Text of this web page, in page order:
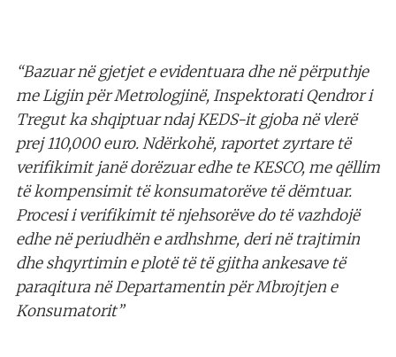
“Bazuar në gjetjet e evidentuara dhe në përputhje
me Ligjin për Metrologjinë, Inspektorati Qendror i
Tregut ka shqiptuar ndaj KEDS-it gjoba në vlerë
prej 110,000 euro. Ndërkohë, raportet zyrtare të
verifikimit janë dorëzuar edhe te KESCO, me qëllim
të kompensimit të konsumatorëve të dëmtuar.
Procesi i verifikimit të njehsorëve do të vazhdojë
edhe në periudhën e ardhshme, deri në trajtimin
dhe shqyrtimin e plotë të të gjitha ankesave të
paraqitura në Departamentin për Mbrojtjen e
Konsumatorit”